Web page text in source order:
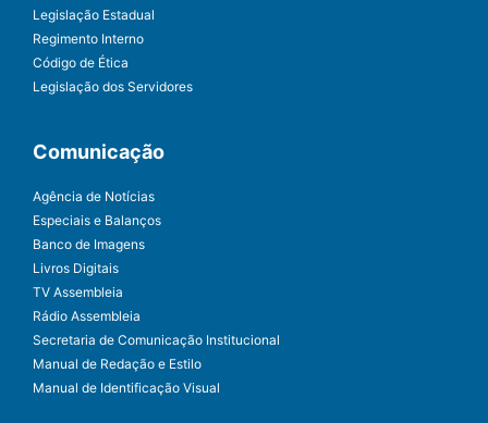
Legislação Estadual
Regimento Interno
Código de Ética
Legislação dos Servidores
Comunicação
Agência de Notícias
Especiais e Balanços
Banco de Imagens
Livros Digitais
TV Assembleia
Rádio Assembleia
Secretaria de Comunicação Institucional
Manual de Redação e Estilo
Manual de Identificação Visual